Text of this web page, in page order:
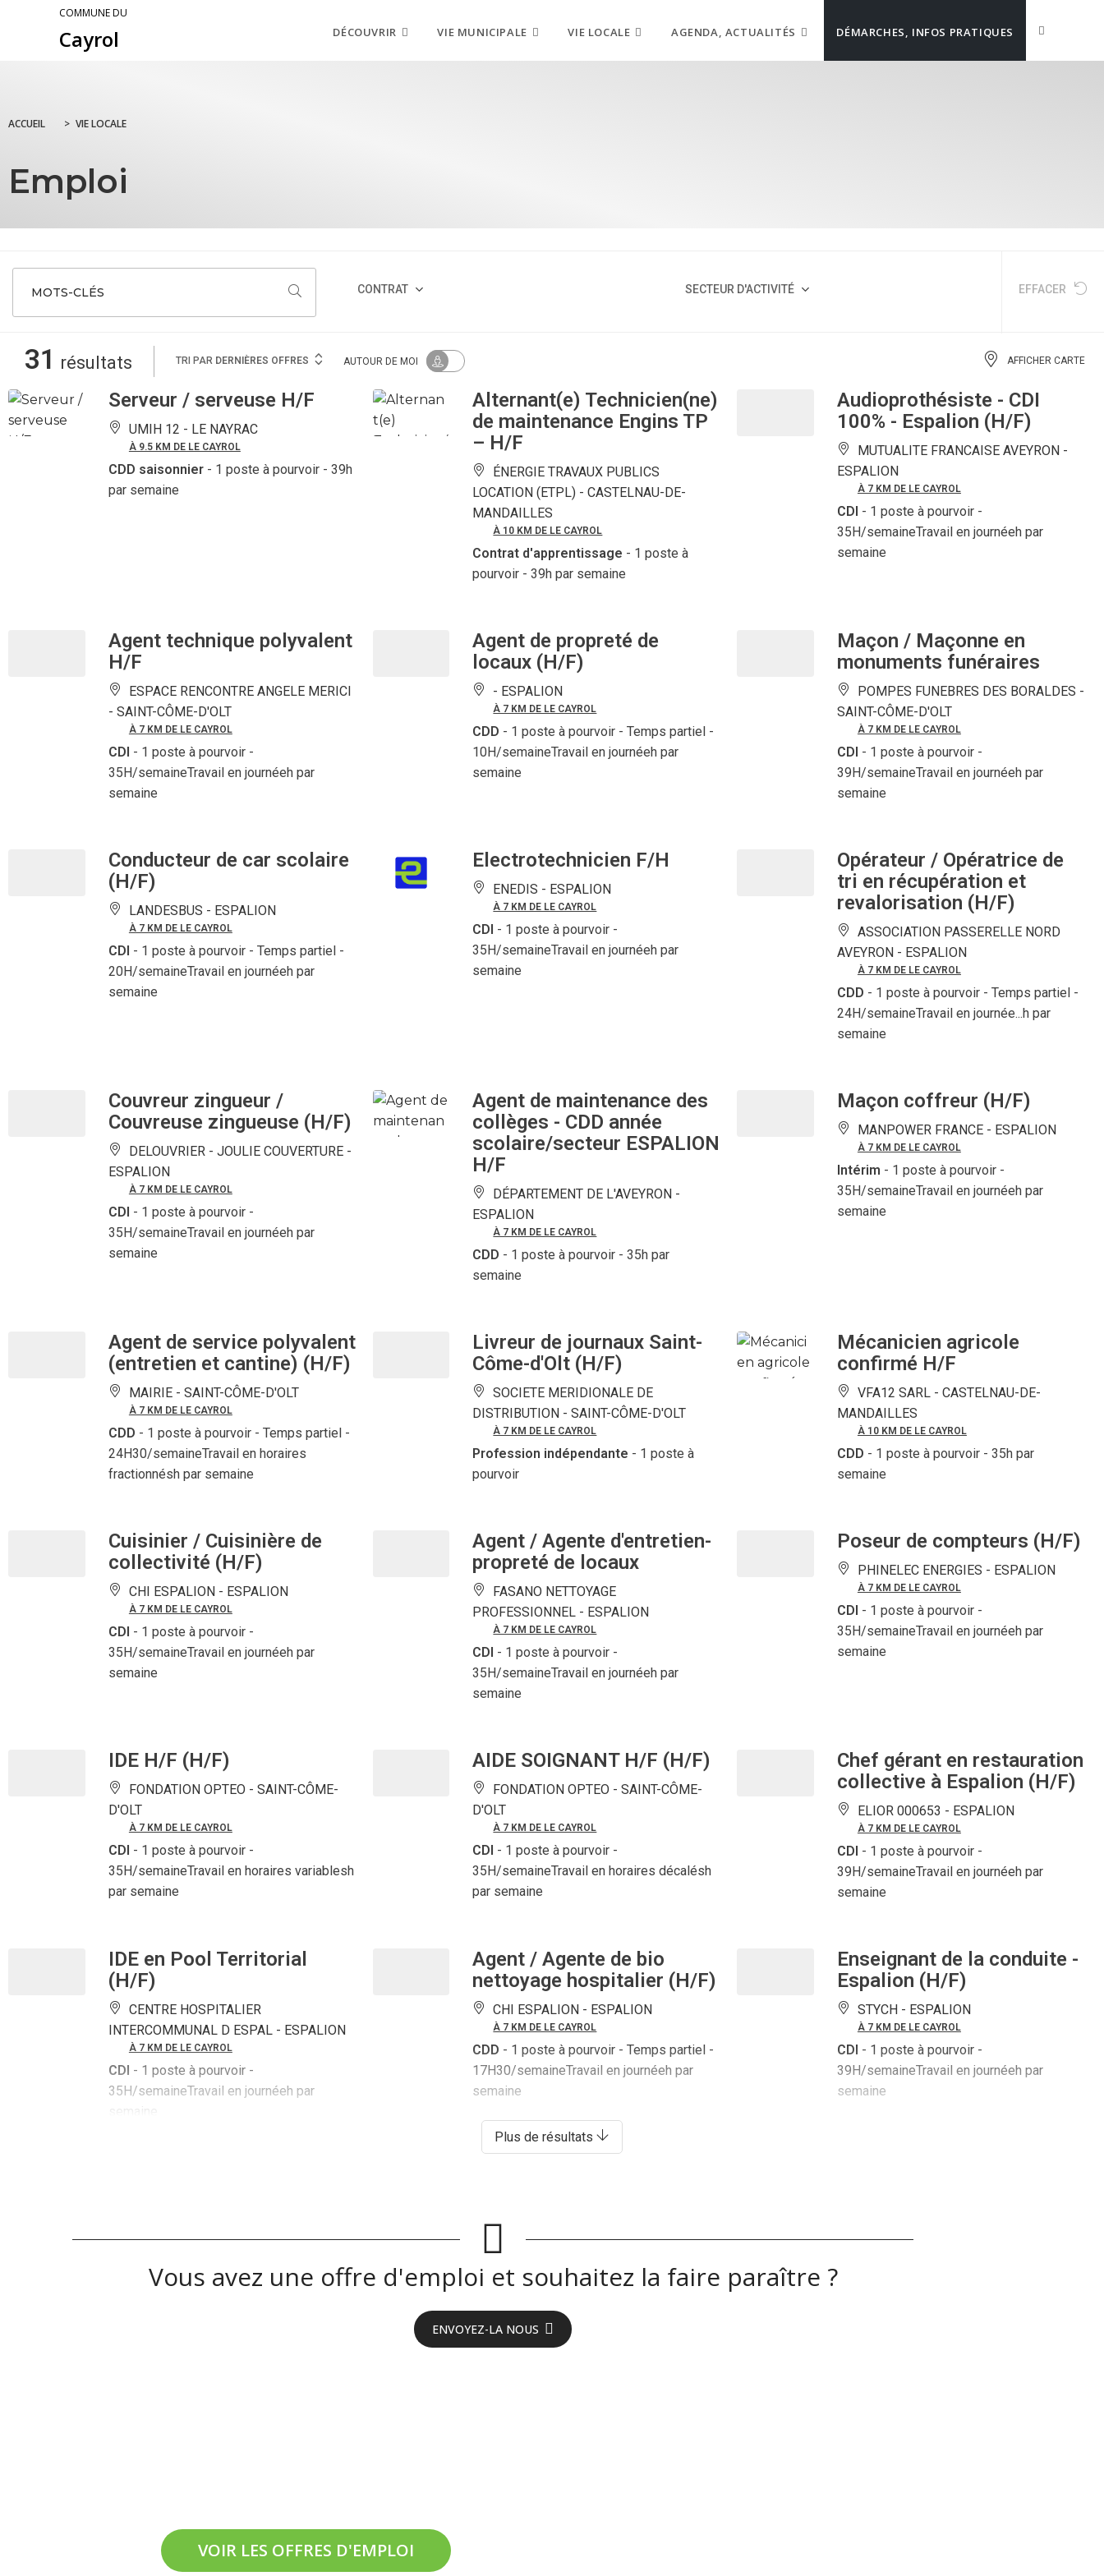
COMMUNE DU
Cayrol DÉCOUVRIR VIE MUNICIPALE VIE LOCALE AGENDA, ACTUALITÉS DÉMARCHES, INFOS PRATIQUES
ACCUEIL > VIE LOCALE
Emploi
MOTS-CLÉS CONTRAT SECTEUR D'ACTIVITÉ EFFACER
31 résultats TRI PAR DERNIÈRES OFFRES AUTOUR DE MOI AFFICHER CARTE
Serveur / serveuse H/F
UMIH 12 - LE NAYRAC
À 9.5 KM DE LE CAYROL
CDD saisonnier- 1 poste à pourvoir - 39h
par semaine
Alternant(e) Technicien(ne)
de maintenance Engins TP
– H/F
ÉNERGIE TRAVAUX PUBLICS
LOCATION (ETPL) -CASTELNAU-DE-
MANDAILLES
À 10 KM DE LE CAYROL
Contrat d'apprentissage - 1 poste à
pourvoir - 39h par semaine
Audioprothésiste - CDI
100% - Espalion (H/F)
MUTUALITE FRANCAISE AVEYRON -
ESPALION
À 7 KM DE LE CAYROL
CDI - 1 poste à pourvoir -
35H/semaineTravail en journéeh par
semaine
Agent technique polyvalent
H/F
ESPACE RENCONTRE ANGELE MERICI
- SAINT-CÔME-D'OLT
À 7 KM DE LE CAYROL
CDI - 1 poste à pourvoir -
35H/semaineTravail en journéeh par
semaine
Agent de propreté de
locaux (H/F)
- ESPALION
À 7 KM DE LE CAYROL
CDD - 1 poste à pourvoir - Temps partiel -
10H/semaineTravail en journéeh par
semaine
Maçon / Maçonne en
monuments funéraires
POMPES FUNEBRES DES BORALDES -
SAINT-CÔME-D'OLT
À 7 KM DE LE CAYROL
CDI - 1 poste à pourvoir -
39H/semaineTravail en journéeh par
semaine
Conducteur de car scolaire
(H/F)
LANDESBUS - ESPALION
À 7 KM DE LE CAYROL
CDI - 1 poste à pourvoir - Temps partiel -
20H/semaineTravail en journéeh par
semaine
Electrotechnicien F/H
ENEDIS - ESPALION
À 7 KM DE LE CAYROL
CDI - 1 poste à pourvoir -
35H/semaineTravail en journéeh par
semaine
Opérateur / Opératrice de
tri en récupération et
revalorisation (H/F)
ASSOCIATION PASSERELLE NORD
AVEYRON - ESPALION
À 7 KM DE LE CAYROL
CDD - 1 poste à pourvoir - Temps partiel -
24H/semaineTravail en journée...h par
semaine
Couvreur zingueur /
Couvreuse zingueuse (H/F)
DELOUVRIER - JOULIE COUVERTURE -
ESPALION
À 7 KM DE LE CAYROL
CDI - 1 poste à pourvoir -
35H/semaineTravail en journéeh par
semaine
Agent de maintenance des
collèges - CDD année
scolaire/secteur ESPALION
H/F
DÉPARTEMENT DE L'AVEYRON -
ESPALION
À 7 KM DE LE CAYROL
CDD - 1 poste à pourvoir - 35h par
semaine
Maçon coffreur (H/F)
MANPOWER FRANCE - ESPALION
À 7 KM DE LE CAYROL
Intérim - 1 poste à pourvoir -
35H/semaineTravail en journéeh par
semaine
Agent de service polyvalent
(entretien et cantine) (H/F)
MAIRIE - SAINT-CÔME-D'OLT
À 7 KM DE LE CAYROL
CDD - 1 poste à pourvoir - Temps partiel -
24H30/semaineTravail en horaires
fractionnésh par semaine
Livreur de journaux Saint-
Côme-d'Olt (H/F)
SOCIETE MERIDIONALE DE
DISTRIBUTION -SAINT-CÔME-D'OLT
À 7 KM DE LE CAYROL
Profession indépendante - 1 poste à
pourvoir
Mécanicien agricole
confirmé H/F
VFA12 SARL - CASTELNAU-DE-
MANDAILLES
À 10 KM DE LE CAYROL
CDD - 1 poste à pourvoir - 35h par
semaine
Cuisinier / Cuisinière de
collectivité (H/F)
CHI ESPALION - ESPALION
À 7 KM DE LE CAYROL
CDI - 1 poste à pourvoir -
35H/semaineTravail en journéeh par
semaine
Agent / Agente d'entretien-
propreté de locaux
FASANO NETTOYAGE
PROFESSIONNEL - ESPALION
À 7 KM DE LE CAYROL
CDI - 1 poste à pourvoir -
35H/semaineTravail en journéeh par
semaine
Poseur de compteurs (H/F)
PHINELEC ENERGIES - ESPALION
À 7 KM DE LE CAYROL
CDI - 1 poste à pourvoir -
35H/semaineTravail en journéeh par
semaine
IDE H/F (H/F)
FONDATION OPTEO - SAINT-CÔME-
D'OLT
À 7 KM DE LE CAYROL
CDI - 1 poste à pourvoir -
35H/semaineTravail en horaires variablesh
par semaine
AIDE SOIGNANT H/F (H/F)
FONDATION OPTEO -SAINT-CÔME-
D'OLT
À 7 KM DE LE CAYROL
CDI - 1 poste à pourvoir -
35H/semaineTravail en horaires décalésh
par semaine
Chef gérant en restauration
collective à Espalion (H/F)
ELIOR 000653 - ESPALION
À 7 KM DE LE CAYROL
CDI - 1 poste à pourvoir -
39H/semaineTravail en journéeh par
semaine
IDE en Pool Territorial
(H/F)
CENTRE HOSPITALIER
INTERCOMMUNAL D ESPAL - ESPALION
À 7 KM DE LE CAYROL
CDI - 1 poste à pourvoir -
35H/semaineTravail en journéeh par
semaine
Agent / Agente de bio
nettoyage hospitalier (H/F)
CHI ESPALION - ESPALION
À 7 KM DE LE CAYROL
CDD - 1 poste à pourvoir - Temps partiel -
17H30/semaineTravail en journéeh par
semaine
Enseignant de la conduite -
Espalion (H/F)
STYCH - ESPALION
À 7 KM DE LE CAYROL
CDI - 1 poste à pourvoir -
39H/semaineTravail en journéeh par
semaine
Plus de résultats
Vous avez une offre d'emploi et souhaitez la faire paraître ?
ENVOYEZ-LA NOUS
VOIR LES OFFRES D'EMPLOI